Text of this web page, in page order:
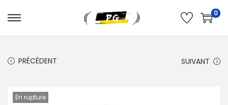
0
PRÉCÉDENT SUIVANT
En rupture